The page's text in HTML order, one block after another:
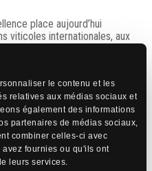
le contenu et les
relatives aux médias sociaux et
également des informations
partenaires de médias sociaux,
combiner celles-ci avec
fournies ou qu'ils ont
leurs services.
place aujourd’hui
viticoles internationales, aux
va bien
une façon unique de vivre le